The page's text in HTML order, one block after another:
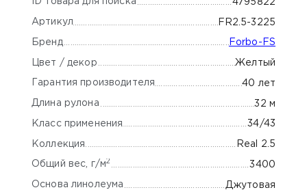
ID товара для поиска 4795822
Артикул FR2.5-3225
Бренд Forbo-FS
Цвет / декор Желтый
Гарантия производителя 40 лет
Длина рулона 32 м
Класс применения 34/43
Коллекция Real 2.5
Общий вес, г/м 2 3400
Основа линолеума Джутовая